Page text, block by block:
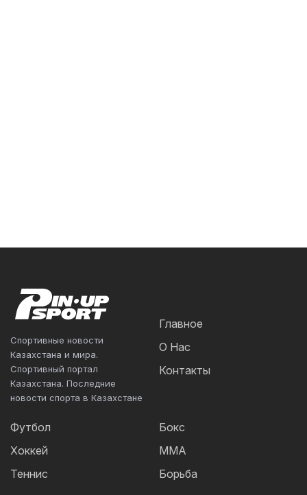
Спортивные новости
Казахстана и мира.
Спортивный портал
Казахстана. Последние
новости спорта в Казахстане
Главное
О Нас
Контакты
Футбол
Хоккей
Теннис
Бокс
ММА
Борьба